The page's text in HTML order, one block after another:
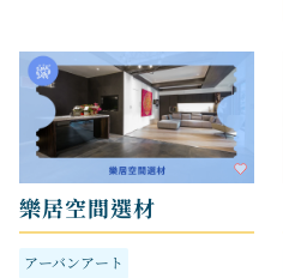
樂居空間選材
アーバンアート